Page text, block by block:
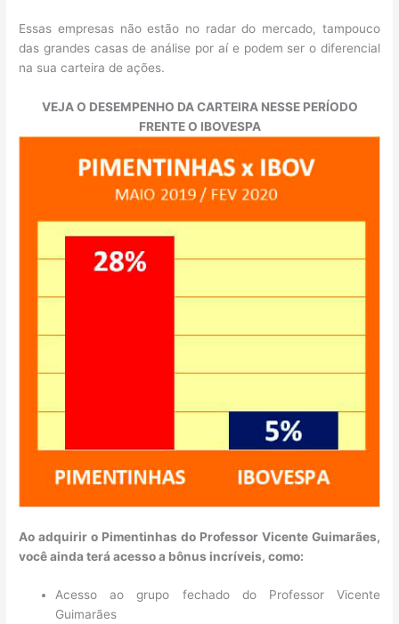
Essas empresas não estão no radar do mercado, tampouco
das grandes casas de análise por aí e podem ser o diferencial
na sua carteira de ações.
VEJA O DESEMPENHO DA CARTEIRA NESSE PERÍODO
FRENTE O IBOVESPA
Ao adquirir o Pimentinhas do Professor Vicente Guimarães,
você ainda terá acesso a bônus incríveis, como:
Acesso ao grupo fechado do Professor Vicente
Guimarães